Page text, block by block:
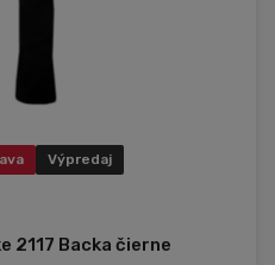
Výpredaj
2117 Backa čierne